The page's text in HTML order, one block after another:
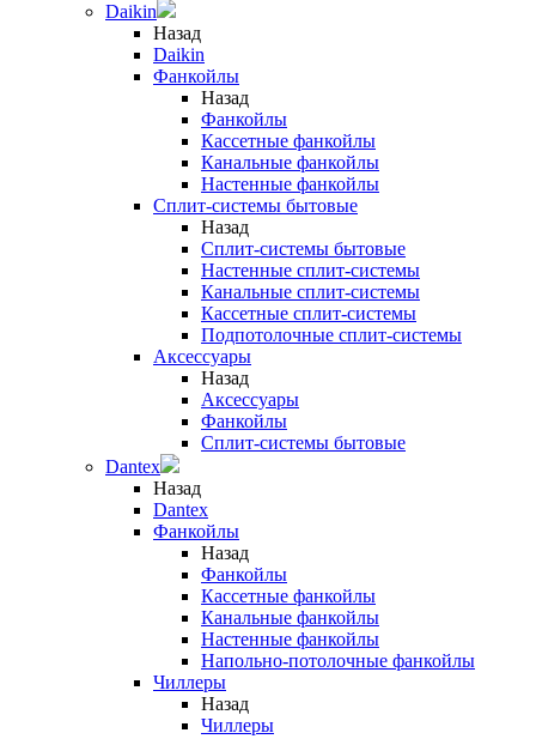
Daikin
Назад
Daikin
Фанкойлы
Назад
Фанкойлы
Кассетные фанкойлы
Канальные фанкойлы
Настенные фанкойлы
Сплит-системы бытовые
Назад
Сплит-системы бытовые
Настенные сплит-системы
Канальные сплит-системы
Кассетные сплит-системы
Подпотолочные сплит-системы
Аксессуары
Назад
Аксессуары
Фанкойлы
Сплит-системы бытовые
Dantex
Назад
Dantex
Фанкойлы
Назад
Фанкойлы
Кассетные фанкойлы
Канальные фанкойлы
Настенные фанкойлы
Напольно-потолочные фанкойлы
Чиллеры
Назад
Чиллеры